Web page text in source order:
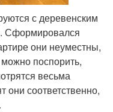
с деревенским
Сформировался
они неуместны,
поспорить,
весьма
они соответственно,